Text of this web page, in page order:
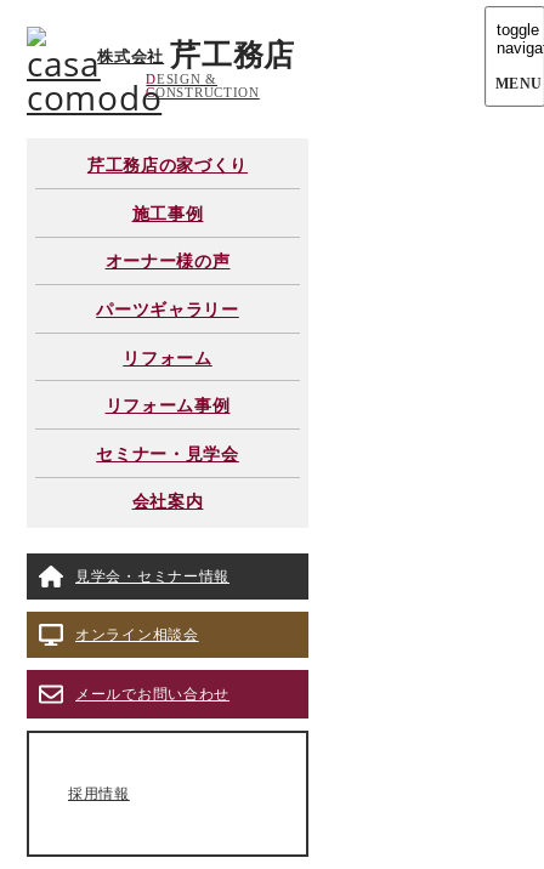
株式会社 芹工務店
DESIGN &
CONSTRUCTION
見学会・セミナー情報
オンライン相談会
メールでお問い合わせ
採用情報
芹工務店の家づくり
施工事例
オーナー様の声
パーツギャラリー
リフォーム
リフォーム事例
セミナー・見学会
会社案内
toggle